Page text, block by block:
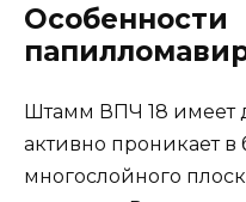
Особенности
Штамм ВПЧ 18 имеет
активно проникает в
многослойного